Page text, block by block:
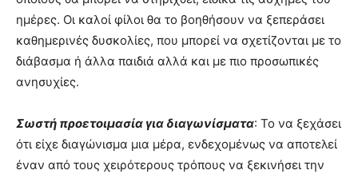
ημέρες. Οι καλοί φίλοι θα το βοηθήσουν να ξεπεράσει
καθημερινές δυσκολίες, που μπορεί να σχετίζονται με το
διάβασμα ή άλλα παιδιά αλλά και με πιο προσωπικές
ανησυχίες.
Σωστή προετοιμασία για διαγωνίσματα: Το να ξεχάσει
ότι είχε διαγώνισμα μια μέρα, ενδεχομένως να αποτελεί
έναν από τους χειρότερους τρόπους να ξεκινήσει την